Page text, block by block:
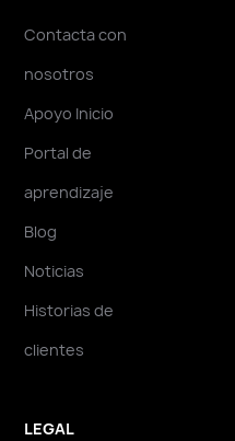
Contacta con
nosotros
Apoyo Inicio
Portal de
aprendizaje
Blog
Noticias
Historias de
clientes
LEGAL